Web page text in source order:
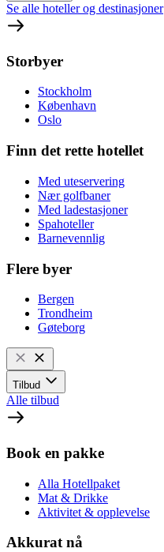
Se alle hoteller og destinasjoner
Storbyer
Stockholm
København
Oslo
Finn det rette hotellet
Med uteservering
Nær golfbaner
Med ladestasjoner
Spahoteller
Barnevennlig
Flere byer
Bergen
Trondheim
Gøteborg
Tilbud
Alle tilbud
Book en pakke
Alla Hotellpaket
Mat & Drikke
Aktivitet & opplevelse
Akkurat nå